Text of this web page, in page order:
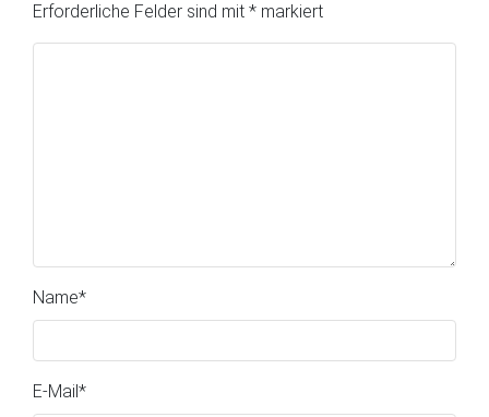
Erforderliche Felder sind mit * markiert
Name*
E-Mail*